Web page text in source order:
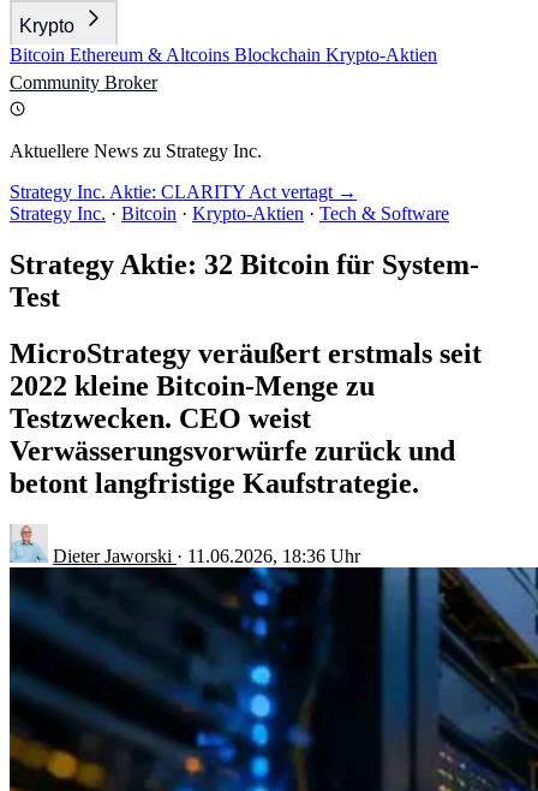
Krypto
Bitcoin Ethereum & Altcoins Blockchain Krypto-Aktien
Community Broker
Aktuellere News zu Strategy Inc.
Strategy Inc. Aktie: CLARITY Act vertagt →
Strategy Inc. · Bitcoin · Krypto-Aktien · Tech & Software
Strategy Aktie: 32 Bitcoin für System-
Test
MicroStrategy veräußert erstmals seit
2022 kleine Bitcoin-Menge zu
Testzwecken. CEO weist
Verwässerungsvorwürfe zurück und
betont langfristige Kaufstrategie.
Dieter Jaworski · 11.06.2026, 18:36 Uhr